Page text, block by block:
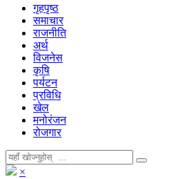
गृहपृष्ठ
समाचार
राजनीति
अर्थ
विजनेस
कृषि
पर्यटन
प्रविधि
खेल
मनोरंजन
रोजगार
×